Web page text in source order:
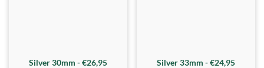
Silver 30mm - €26,95
Silver 33mm - €24,95